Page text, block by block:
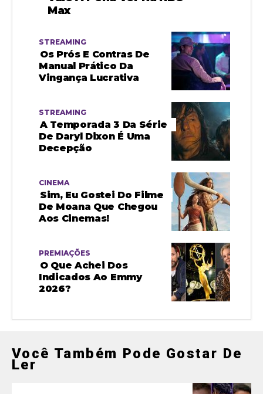
Max
STREAMING
Os Prós E Contras De
Manual Prático Da
Vingança Lucrativa
STREAMING
A Temporada 3 Da Série
De Daryl Dixon É Uma
Decepção
CINEMA
Sim, Eu Gostei Do Filme
De Moana Que Chegou
Aos Cinemas!
PREMIAÇÕES
O Que Achei Dos
Indicados Ao Emmy
2026?
Você Também Pode Gostar De
Ler